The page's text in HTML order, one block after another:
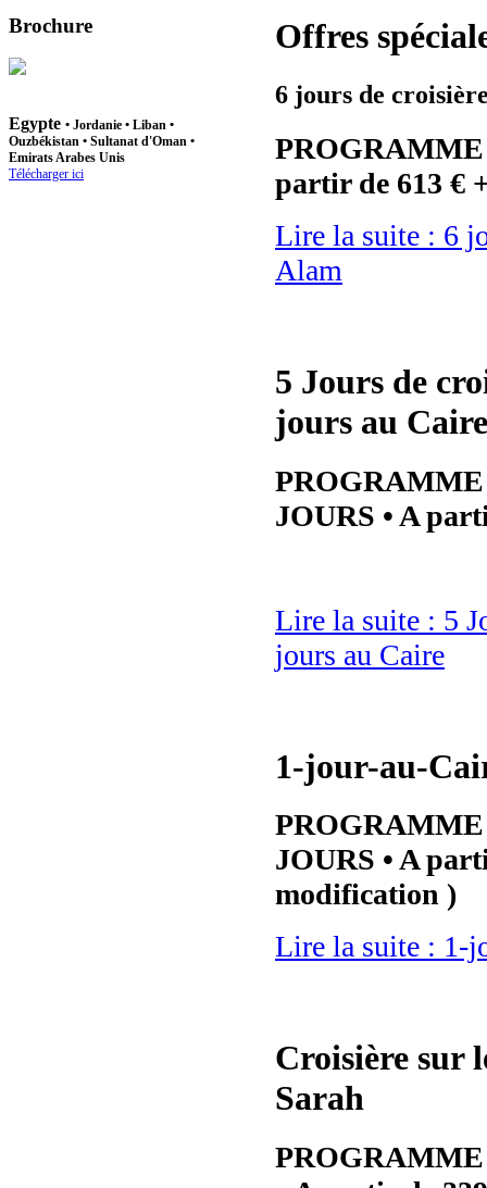
Offres
6 jours de
PROGRAMME
partir de 613 €
Lire la suite : 6
Alam
5 Jours de
jours au Caire
JOURS • A
Lire la suite : 5
jours au Caire
1-jour-au-
JOURS • A
modification )
Lire la suite : 1-
Croisière sur
Sarah
Brochure
Egypte • Jordanie • Liban •
Ouzbékistan • Sultanat d'Oman •
Emirats Arabes Unis
Télécharger ici